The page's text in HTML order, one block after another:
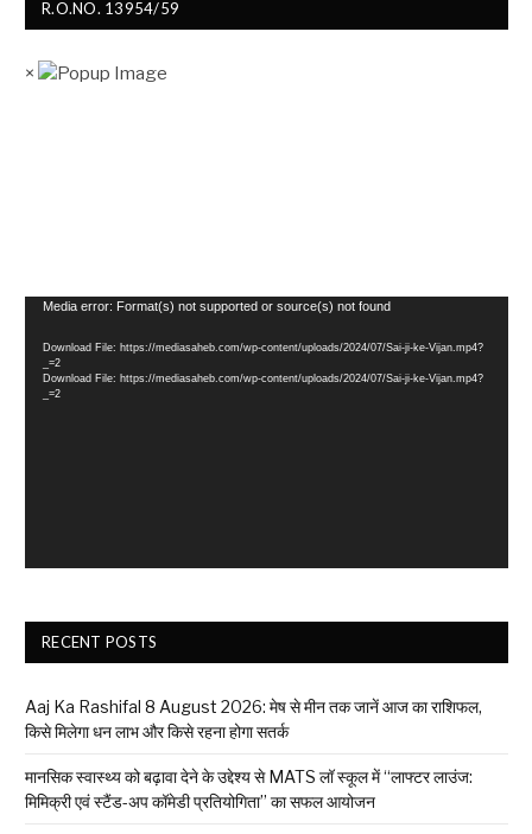
R.O.NO. 13954/59
×
Video
Media error: Format(s) not supported or source(s) not found
Download File: https://mediasaheb.com/wp-content/uploads/2024/07/Sai-ji-ke-Vijan.mp4?
_=2
Download File: https://mediasaheb.com/wp-content/uploads/2024/07/Sai-ji-ke-Vijan.mp4?
_=2
RECENT POSTS
Aaj Ka Rashifal 8 August 2026: मेष से मीन तक जानें आज का राशिफल,
किसे मिलेगा धन लाभ और किसे रहना होगा सतर्क
मानसिक स्वास्थ्य को बढ़ावा देने के उद्देश्य से MATS लॉ स्कूल में “लाफ्टर लाउंज:
मिमिक्री एवं स्टैंड-अप कॉमेडी प्रतियोगिता” का सफल आयोजन